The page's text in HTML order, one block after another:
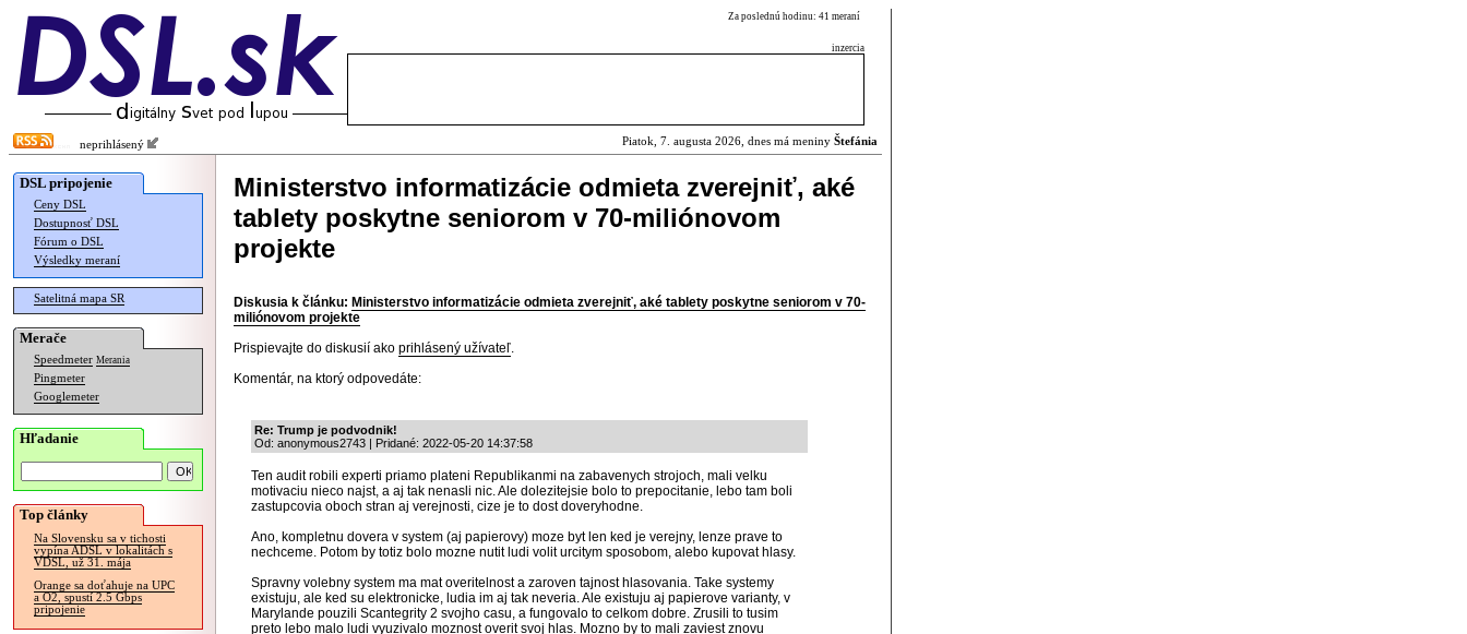
Za poslednú hodinu: 41 meraní
inzercia
neprihlásený Piatok, 7. augusta 2026, dnes má meniny Štefánia
DSL pripojenie
Ceny DSL
Dostupnosť DSL
Fórum o DSL
Výsledky meraní
Satelitná mapa SR
Merače
Speedmeter Merania
Pingmeter
Googlemeter
Hľadanie
Top články
Na Slovensku sa v tichosti
vypína ADSL v lokalitách s
VDSL, už 31. mája
Orange sa doťahuje na UPC
a O2, spustí 2.5 Gbps
pripojenie
Ministerstvo informatizácie odmieta zverejniť, aké
tablety poskytne seniorom v 70-miliónovom
projekte
Diskusia k článku: Ministerstvo informatizácie odmieta zverejniť, aké tablety poskytne seniorom v 70-
miliónovom projekte
Prispievajte do diskusií ako prihlásený užívateľ.
Komentár, na ktorý odpovedáte:
Re: Trump je podvodnik!
Od: anonymous2743 | Pridané: 2022-05-20 14:37:58
Ten audit robili experti priamo plateni Republikanmi na zabavenych strojoch, mali velku
motivaciu nieco najst, a aj tak nenasli nic. Ale dolezitejsie bolo to prepocitanie, lebo tam boli
zastupcovia oboch stran aj verejnosti, cize je to dost doveryhodne.
Ano, kompletnu dovera v system (aj papierovy) moze byt len ked je verejny, lenze prave to
nechceme. Potom by totiz bolo mozne nutit ludi volit urcitym sposobom, alebo kupovat hlasy.
Spravny volebny system ma mat overitelnost a zaroven tajnost hlasovania. Take systemy
existuju, ale ked su elektronicke, ludia im aj tak neveria. Ale existuju aj papierove varianty, v
Marylande pouzili Scantegrity 2 svojho casu, a fungovalo to celkom dobre. Zrusili to tusim
preto lebo malo ludi vyuzivalo moznost overit svoj hlas. Mozno by to mali zaviest znovu